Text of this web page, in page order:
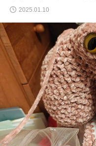
2025.01.10